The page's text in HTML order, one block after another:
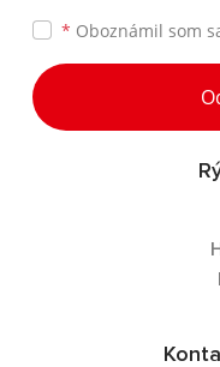
* Oboznámil som